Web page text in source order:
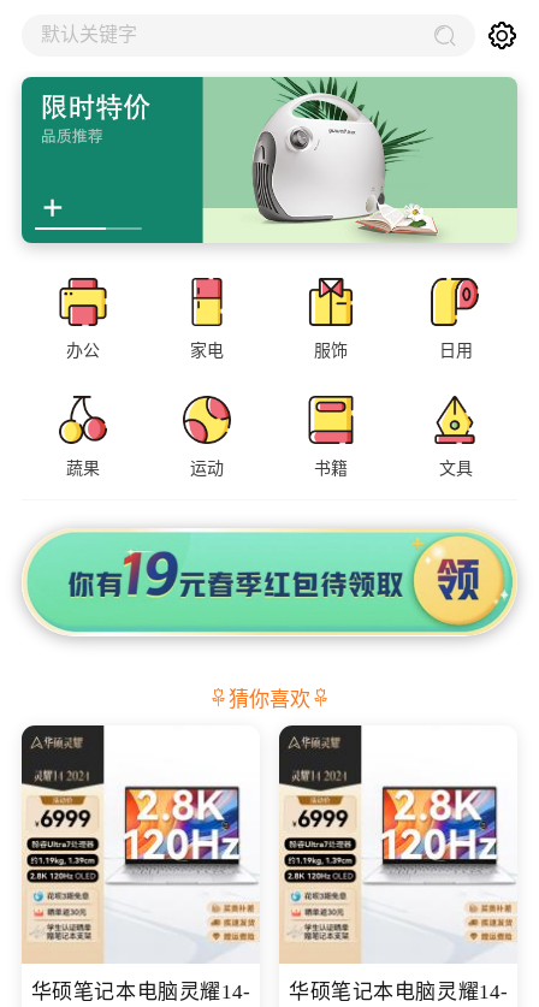
默认关键字
办公 家电 服饰 日用
蔬果 运动 书籍 文具
猜你喜欢
华硕笔记本电脑灵耀14-
华硕笔记本电脑灵耀14-